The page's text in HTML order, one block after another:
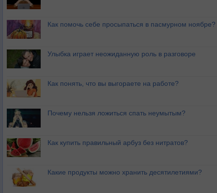
Как помочь себе просыпаться в пасмурном ноябре?
Улыбка играет неожиданную роль в разговоре
Как понять, что вы выгораете на работе?
Почему нельзя ложиться спать неумытым?
Как купить правильный арбуз без нитратов?
Какие продукты можно хранить десятилетиями?